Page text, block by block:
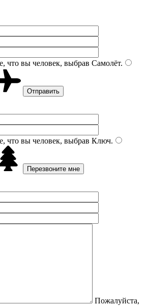
что вы человек, выбрав Самолёт.
что вы человек, выбрав Ключ.
Пожалуйста,